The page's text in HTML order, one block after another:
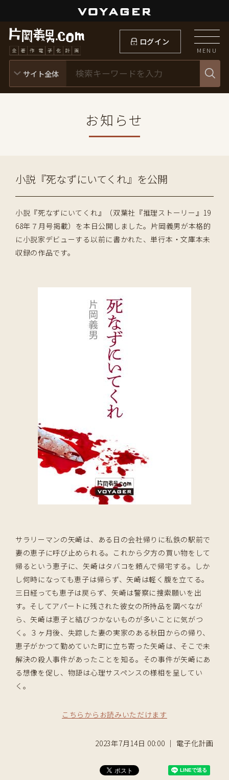
ログイン
MENU
お知らせ
小説『死なずにいてくれ』を公開
小説『死なずにいてくれ』（双葉社『推理ストーリー』19
68年７月号掲載）を本日公開しました。片岡義男が本格的
に小説家デビューする以前に書かれた、単行本・文庫本未
収録の作品です。
サラリーマンの矢崎は、ある日の会社帰りに私鉄の駅前で
妻の恵子に呼び止められる。これから夕方の買い物をして
帰るという恵子に、矢崎はタバコを頼んで帰宅する。しか
し何時になっても恵子は帰らず、矢崎は軽く腹を立てる。
三日経っても恵子は戻らず、矢崎は警察に捜索願いを出
す。そしてアパートに残された彼女の所持品を調べなが
ら、矢崎は恵子と結びつかないものが多いことに気がつ
く。３ヶ月後、失踪した妻の実家のある秋田からの帰り、
恵子がかつて勤めていた町に立ち寄った矢崎は、そこで未
解決の殺人事件があったことを知る。その事件が矢崎にあ
る想像を促し、物語は心理サスペンスの様相を呈してい
く。
こちらからお読みいただけます
2023年7月14日 00:00 ｜ 電子化計画